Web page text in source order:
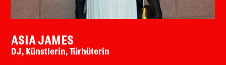
ASIA JAMES
DJ, Künstlerin, Türhüterin